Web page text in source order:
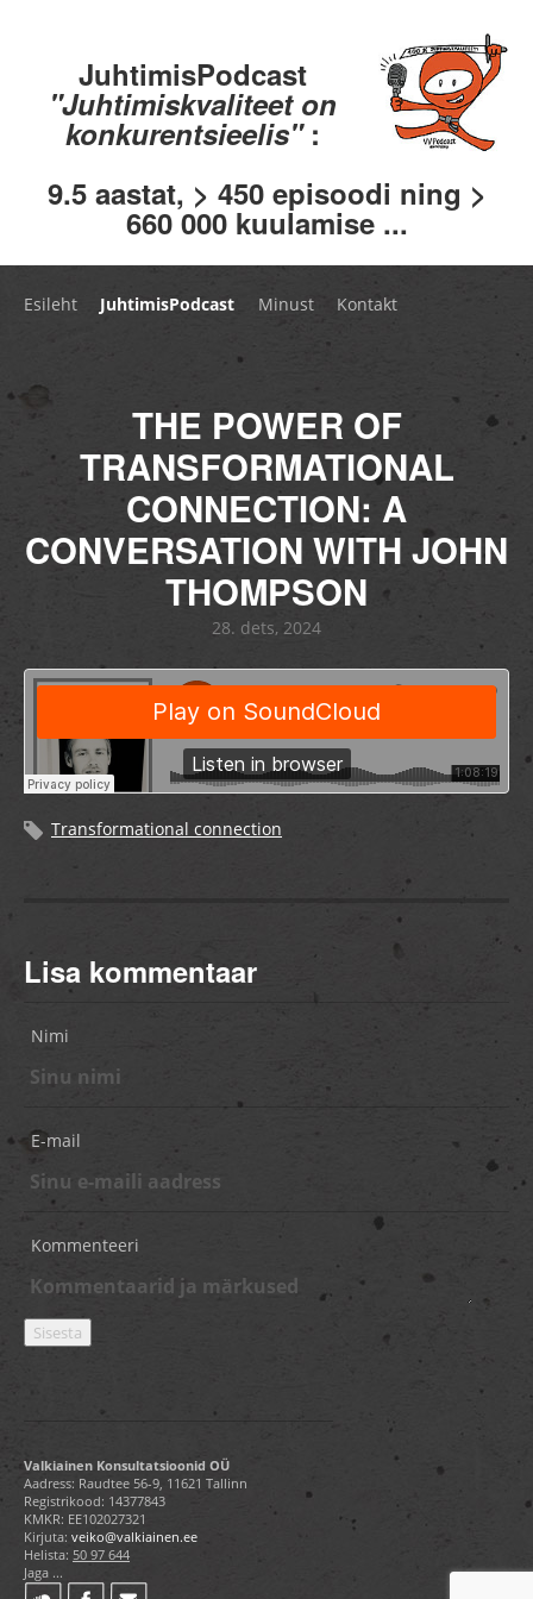
JuhtimisPodcast
"Juhtimiskvaliteet on
konkurentsieelis" :
9.5 aastat, > 450 episoodi ning >
660 000 kuulamise ...
Esileht JuhtimisPodcast Minust Kontakt
THE POWER OF
TRANSFORMATIONAL
CONNECTION: A
CONVERSATION WITH JOHN
THOMPSON
28. dets, 2024
Transformational connection
Lisa kommentaar
Nimi
E-mail
Kommenteeri
Valkiainen Konsultatsioonid OÜ
Aadress: Raudtee 56-9, 11621 Tallinn
Registrikood: 14377843
KMKR: EE102027321
Kirjuta: veiko@valkiainen.ee
Helista: 50 97 644
Jaga ...